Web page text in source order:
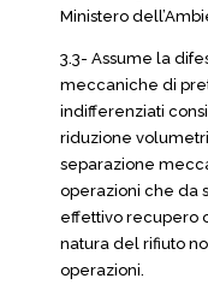
Ministero
3.3- Assume la
meccaniche di
indifferenziati
riduzione
separazione
operazioni che da
effettivo recupero
natura del rifiuto
operazioni.